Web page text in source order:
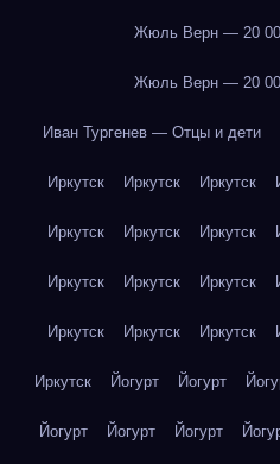
Жюль Верн — 20
Жюль Верн — 20
Иван Тургенев — Отцы и дети
Иркутск Иркутск Иркутск
Иркутск Иркутск Иркутск
Иркутск Иркутск Иркутск
Иркутск Иркутск Иркутск
Иркутск Йогурт Йогурт
Йогурт Йогурт Йогурт